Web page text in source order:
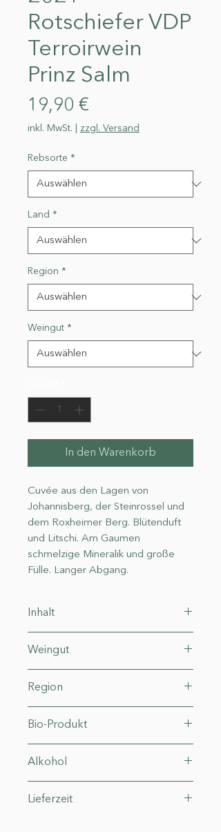
Rotschiefer VDP
Terroirwein
Prinz Salm
19,90 €
inkl. MwSt. zzgl. Versand
Rebsorte *
Land *
Region *
Weingut *
In den Warenkorb
Cuvée aus den Lagen von
Johannisberg, der Steinrossel und
dem Roxheimer Berg. Blütenduft
und Litschi. Am Gaumen
schmelzige Mineralik und große
Fülle. Langer Abgang.
Inhalt
Weingut
Region
Bio-Produkt
Alkohol
Lieferzeit